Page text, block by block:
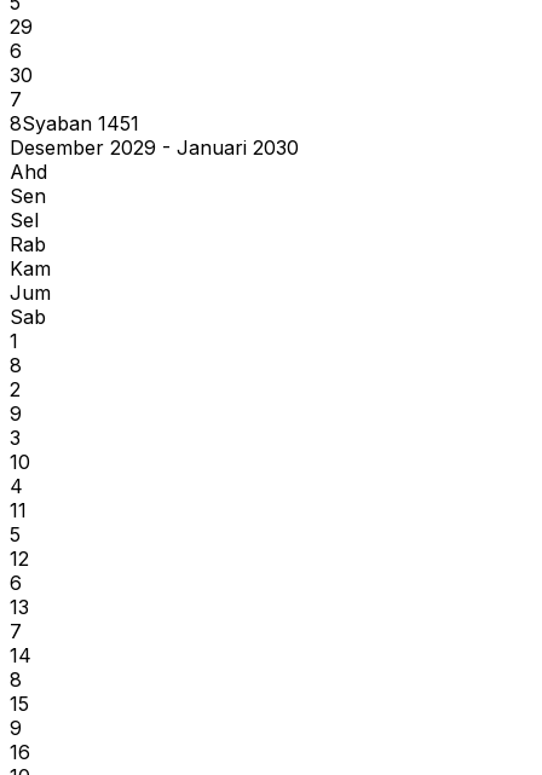
29
6
30
7
8Syaban 1451
Desember 2029 - Januari 2030
Ahd
Sen
Sel
Rab
Kam
Jum
Sab
1
8
2
9
3
10
4
11
5
12
6
13
7
14
8
15
9
16